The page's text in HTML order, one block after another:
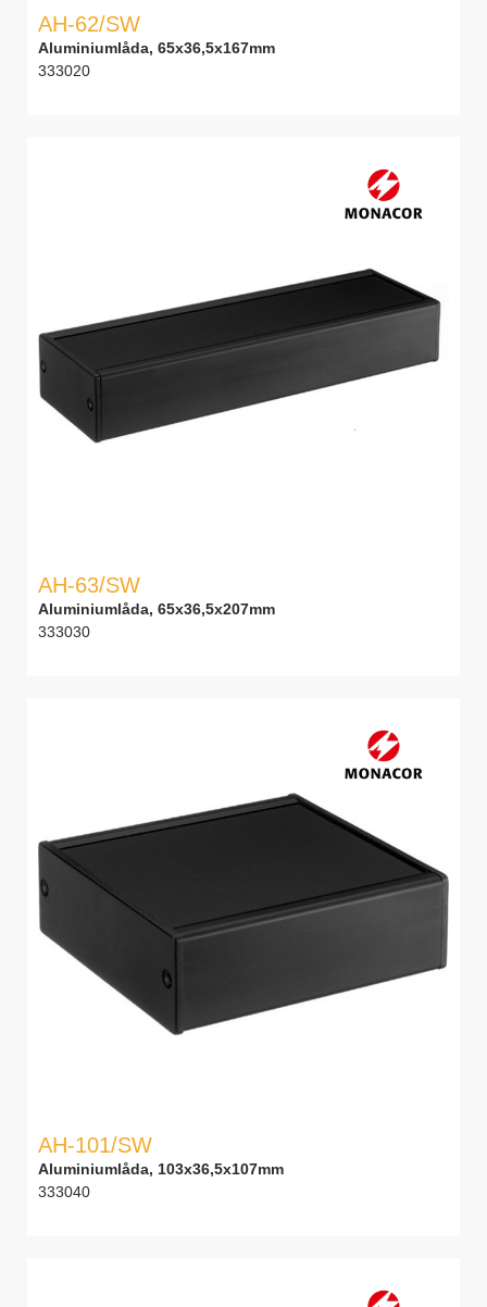
AH-62/SW
Aluminiumlåda, 65x36,5x167mm
333020
AH-63/SW
Aluminiumlåda, 65x36,5x207mm
333030
AH-101/SW
Aluminiumlåda, 103x36,5x107mm
333040